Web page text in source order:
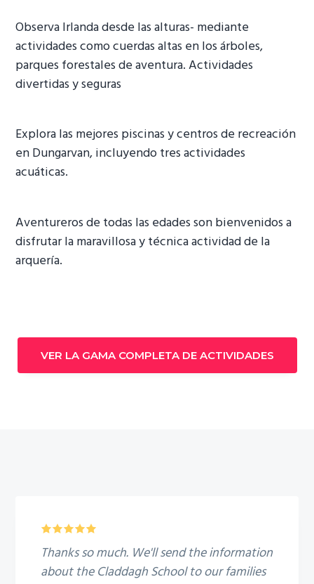
Observa Irlanda desde las alturas- mediante
actividades como cuerdas altas en los árboles,
parques forestales de aventura. Actividades
divertidas y seguras
Explora las mejores piscinas y centros de recreación
en Dungarvan, incluyendo tres actividades
acuáticas.
Aventureros de todas las edades son bienvenidos a
disfrutar la maravillosa y técnica actividad de la
arquería.
VER LA GAMA COMPLETA DE ACTIVIDADES
5
Thanks so much. We'll send the information
about the Claddagh School to our families